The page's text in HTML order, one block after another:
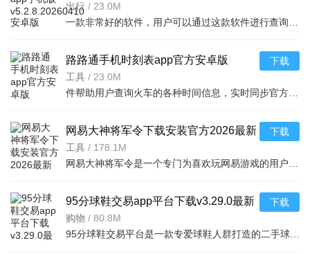
版
出行 / 23.0M
路路通手机时刻表app官方安卓版
v5.2.8.20260410安卓版
工具 / 23.0M
下载
网易大神将军令下载安装官方2026最新
版v4.15.0安卓版
工具 / 178.1M
下载
95分球鞋交易app平台下载v3.29.0最新
版
购物 / 80.8M
下载